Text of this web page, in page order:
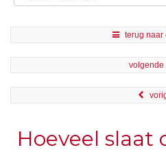
terug naar
volgende
Hoeveel slaat